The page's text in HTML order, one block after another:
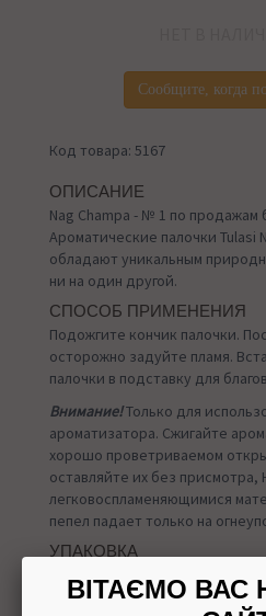
Сообщите, когда
Код товара: 5167
ОПИСАНИЕ
Nag Champa - № 1 по продажам
Ароматические палочки Tulasi
обладают уникальным
ни на один другой.
СПОСОБ ПРИМЕНЕНИЯ
Подожгите кончик палочки.
осторожно задуйте пламя.
палочки в подставку для
Внимание!Только для
ароматизатора. Сжигайте
хорошо проветриваемом
оставляйте их без присмотра,
легковоспламеняющимися
пепел падает только на
УПАКОВКА
ВІТАЄМО